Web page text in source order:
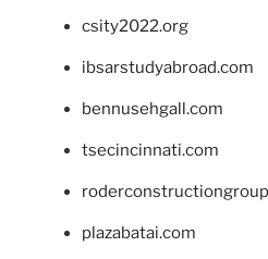
csity2022.org
ibsarstudyabroad.com
bennusehgall.com
tsecincinnati.com
plazabatai.com